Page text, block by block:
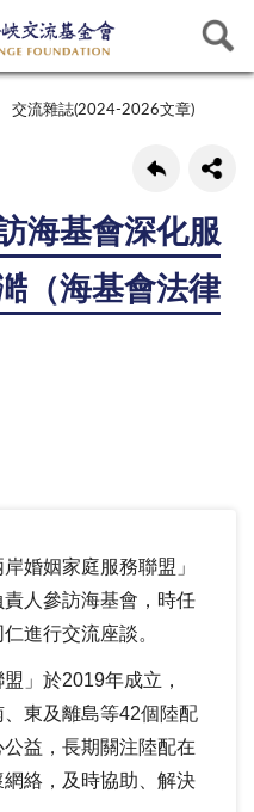
交流雜誌(2024-2026文章)
海基會深化服
（海基會法律
婚姻家庭服務聯盟」
人參訪海基會，時任
進行交流座談。
盟」於2019年成立，
東及離島等42個陸配
益，長期關注陸配在
絡，及時協助、解決